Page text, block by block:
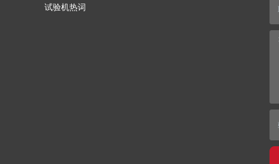
试验机热词